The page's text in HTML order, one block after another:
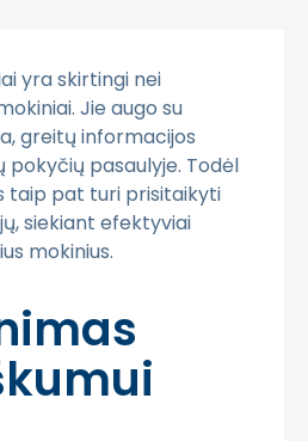
yra skirtingi nei
Jie augo su
greitų informacijos
pokyčių pasaulyje. Todėl
taip pat turi prisitaikyti
siekiant efektyviai
mokinius.